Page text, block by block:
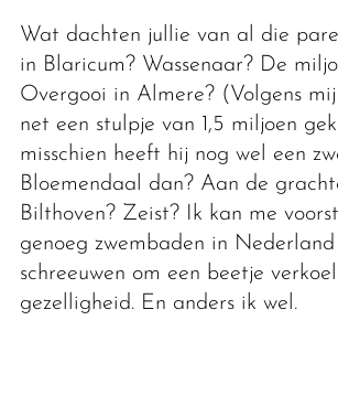
Wat dachten jullie van al die
in Blaricum? Wassenaar? De
Overgooi in Almere? (Volgens
net een stulpje van 1,5 miljoen
misschien heeft hij nog wel een
Bloemendaal dan? Aan de
Bilthoven? Zeist? Ik kan me
genoeg zwembaden in
schreeuwen om een beetje
gezelligheid. En anders ik wel.